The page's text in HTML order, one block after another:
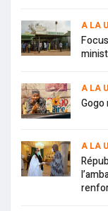
A LA
A LA
Gogo
A LA